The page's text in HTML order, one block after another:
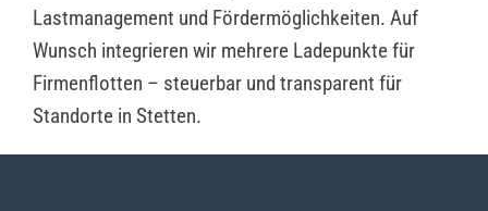
Lastmanagement und Fördermöglichkeiten. Auf
Wunsch integrieren wir mehrere Ladepunkte für
Firmenflotten – steuerbar und transparent für
Standorte in Stetten.